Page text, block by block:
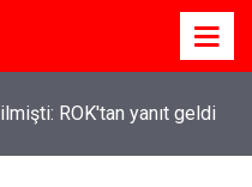
ROK'tan yanıt geldi